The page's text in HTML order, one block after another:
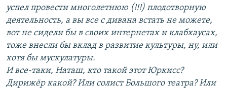
успел провести многолетнюю (!!!) плодотворную
деятельность, а вы все с дивана встать не можете,
вот не сидели бы в своих интернетах и клабхаусах,
тоже внесли бы вклад в развитие культуры, ну, или
хотя бы мускулатуры.
И все-таки, Наташ, кто такой этот Юркисс?
Дирижёр какой? Или солист Большого театра? Или